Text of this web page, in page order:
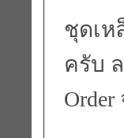
ชุดเห
ครับ